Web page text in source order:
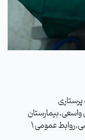
پرستاری
واسعی,بیمارستان
عمومی 1